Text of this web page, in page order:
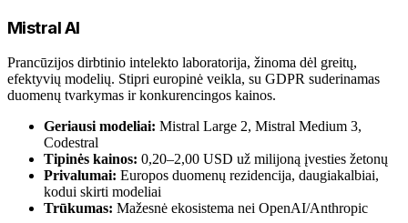
Mistral AI
Prancūzijos dirbtinio intelekto laboratorija, žinoma dėl greitų,
efektyvių modelių. Stipri europinė veikla, su GDPR suderinamas
duomenų tvarkymas ir konkurencingos kainos.
Geriausi modeliai: Mistral Large 2, Mistral Medium 3,
Codestral
Tipinės kainos: 0,20–2,00 USD už milijoną įvesties žetonų
Privalumai: Europos duomenų rezidencija, daugiakalbiai,
kodui skirti modeliai
Trūkumas: Mažesnė ekosistema nei OpenAI/Anthropic